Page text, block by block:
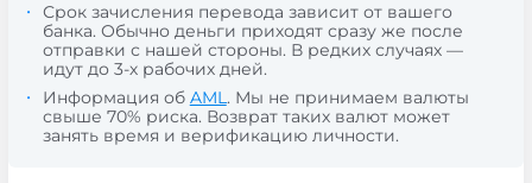
Срок зачисления перевода зависит от вашего
банка. Обычно деньги приходят сразу же после
отправки с нашей стороны. В редких случаях —
идут до 3-х рабочих дней.
Информация об AML. Мы не принимаем валюты
свыше 70% риска. Возврат таких валют может
занять время и верификацию личности.